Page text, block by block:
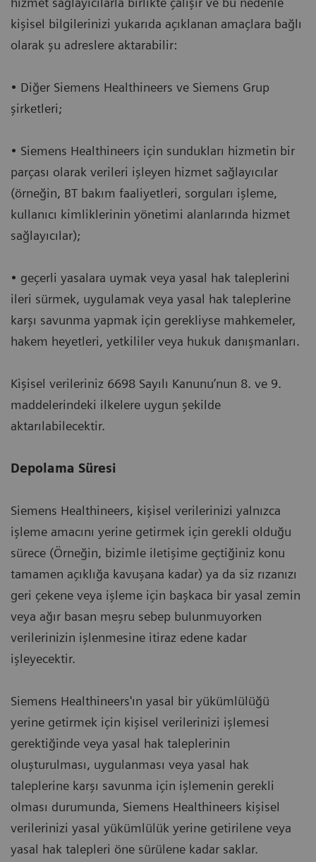
kişisel bilgilerinizi yukarıda açıklanan amaçlara bağlı
olarak şu adreslere aktarabilir:
• Diğer Siemens Healthineers ve Siemens Grup
şirketleri;
• Siemens Healthineers için sundukları hizmetin bir
parçası olarak verileri işleyen hizmet sağlayıcılar
(örneğin, BT bakım faaliyetleri, sorguları işleme,
kullanıcı kimliklerinin yönetimi alanlarında hizmet
sağlayıcılar);
• geçerli yasalara uymak veya yasal hak taleplerini
ileri sürmek, uygulamak veya yasal hak taleplerine
karşı savunma yapmak için gerekliyse mahkemeler,
hakem heyetleri, yetkililer veya hukuk danışmanları.
Kişisel verileriniz 6698 Sayılı Kanunu’nun 8. ve 9.
maddelerindeki ilkelere uygun şekilde
aktarılabilecektir.
Depolama Süresi
Siemens Healthineers, kişisel verilerinizi yalnızca
işleme amacını yerine getirmek için gerekli olduğu
sürece (Örneğin, bizimle iletişime geçtiğiniz konu
tamamen açıklığa kavuşana kadar) ya da siz rızanızı
geri çekene veya işleme için başkaca bir yasal zemin
veya ağır basan meşru sebep bulunmuyorken
verilerinizin işlenmesine itiraz edene kadar
işleyecektir.
Siemens Healthineers'ın yasal bir yükümlülüğü
yerine getirmek için kişisel verilerinizi işlemesi
gerektiğinde veya yasal hak taleplerinin
oluşturulması, uygulanması veya yasal hak
taleplerine karşı savunma için işlemenin gerekli
olması durumunda, Siemens Healthineers kişisel
verilerinizi yasal yükümlülük yerine getirilene veya
yasal hak talepleri öne sürülene kadar saklar.